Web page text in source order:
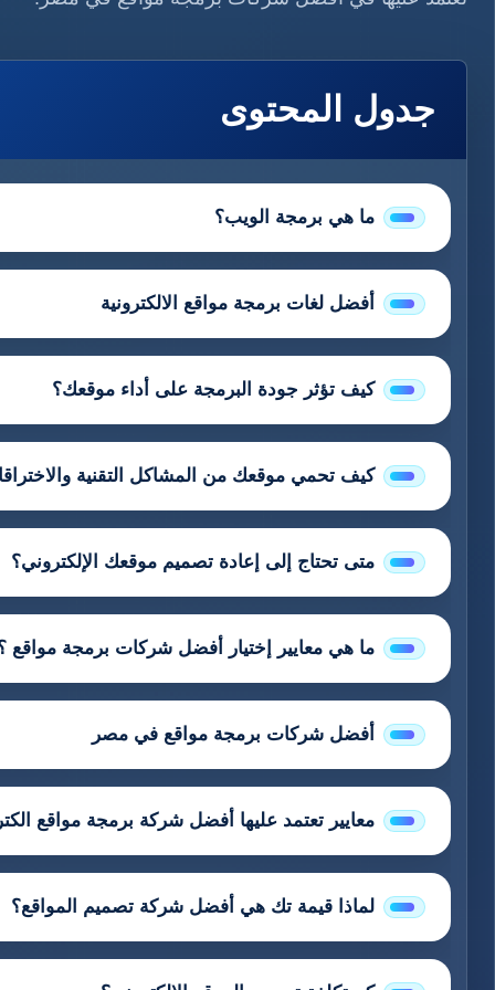
جدول المحتوى
ما هي برمجة الويب؟
أفضل لغات برمجة مواقع الالكترونية
كيف تؤثر جودة البرمجة على أداء موقعك؟
كيف تحمي موقعك من المشاكل التقنية
متى تحتاج إلى إعادة تصميم موقعك الإلكتروني؟
ما هي معايير إختيار أفضل شركات برمجة مواقع
أفضل شركات برمجة مواقع في مصر
معايير تعتمد عليها أفضل شركة برمجة مواقع
لماذا قيمة تك هي أفضل شركة تصميم المواقع؟